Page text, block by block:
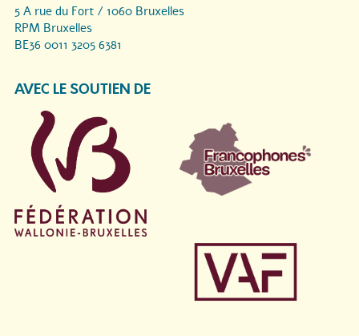
5 A rue du Fort / 1060 Bruxelles
RPM Bruxelles
BE36 0011 3205 6381
AVEC LE SOUTIEN DE